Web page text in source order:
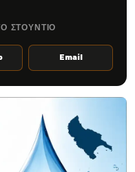
ΣΤΟΥΝΤΙΟ
Email